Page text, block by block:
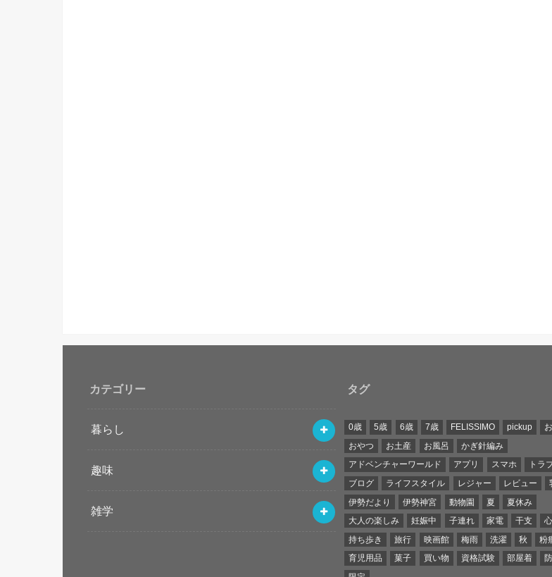
カテゴリー
暮らし
趣味
雑学
タグ
0歳 5歳 6歳 7歳 FELISSIMO pickup
おやつ
お土産 お風呂
かぎ針編み
アドベンチャーワールド
アプリ スマホ
トラ
ブログ
ライフスタイル レジャー レビュー
伊勢だより
伊勢神宮 動物園 夏
夏休み
大人の楽しみ
妊娠中 子連れ 家電 干支
持ち歩き
旅行 映画館 梅雨 洗濯 秋
粉
育児用品
菓子 買い物 資格試験 部屋着